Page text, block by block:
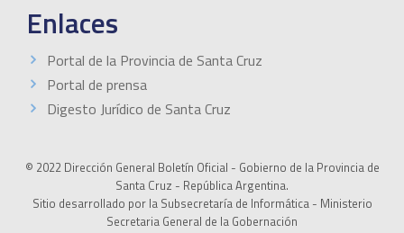
Enlaces
Portal de la Provincia de Santa Cruz
Portal de prensa
Digesto Jurídico de Santa Cruz
© 2022 Dirección General Boletín Oficial - Gobierno de la Provincia de
Santa Cruz - República Argentina.
Sitio desarrollado por la Subsecretaría de Informática - Ministerio
Secretaria General de la Gobernación